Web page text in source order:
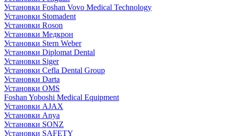
Установки Foshan Vovo Medical Technology
Установки Stomadent
Установки Roson
Установки Медкрон
Установки Stern Weber
Установки Diplomat Dental
Установки Siger
Установки Cefla Dental Group
Установки Darta
Установки OMS
Foshan Yoboshi Medical Equipment
Установки AJAX
Установки Anya
Установки SONZ
Установки SAFETY